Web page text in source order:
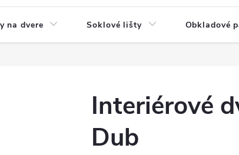
na dvere Soklové lišty Obkladové
Interiérové
Dub